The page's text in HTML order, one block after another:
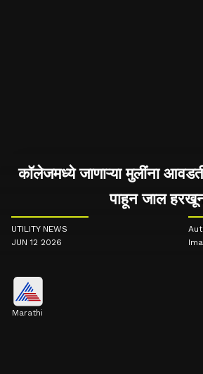
कॉलेजमध्ये जाणाऱ्या मुलींना
पाहून जाल
UTILITY NEWS
JUN 12 2026
Marathi